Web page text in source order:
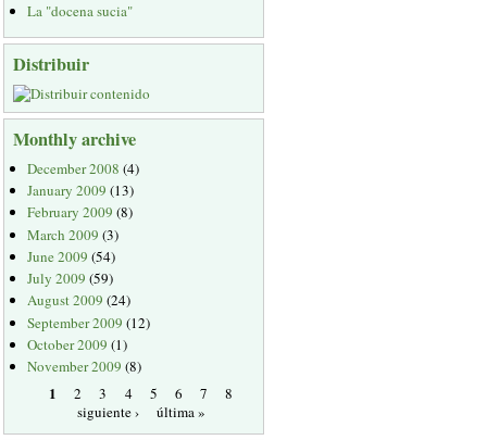
La "docena sucia"
Distribuir
Monthly archive
December 2008 (4)
January 2009 (13)
February 2009 (8)
March 2009 (3)
June 2009 (54)
July 2009 (59)
August 2009 (24)
September 2009 (12)
October 2009 (1)
November 2009 (8)
1 2 3 4 5 6 7
8
siguiente ›
última »